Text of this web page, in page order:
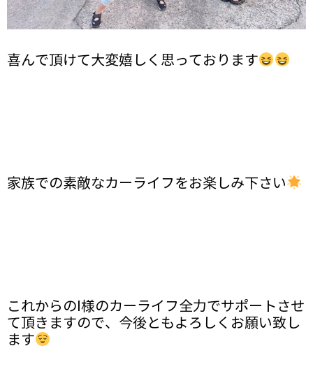
喜んで頂けて大変嬉しく思っております
家族での素敵なカーライフをお楽しみ下さい
これからのI様のカーライフ全力でサポートさせ
て頂きますので、今後ともよろしくお願い致し
ます